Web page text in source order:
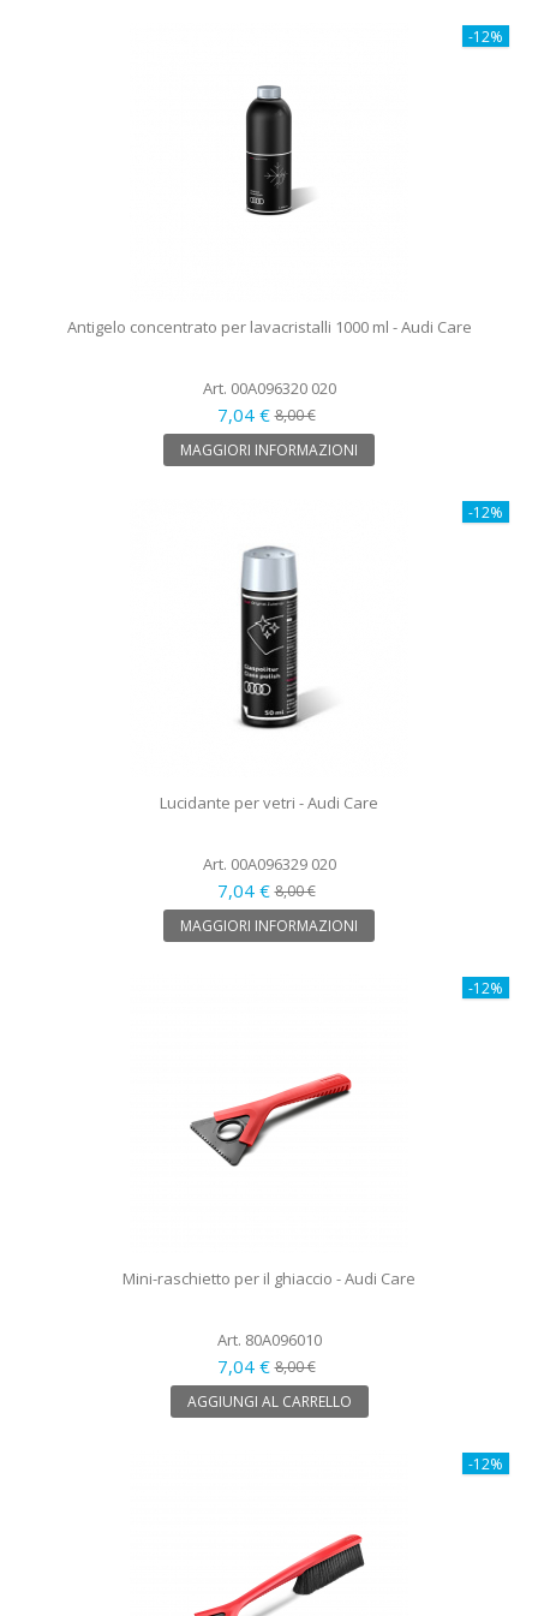
-12%
Antigelo concentrato per lavacristalli 1000 ml - Audi Care
Art. 00A096320 020
7,04 €8,00 €
MAGGIORI INFORMAZIONI
-12%
Lucidante per vetri - Audi Care
Art. 00A096329 020
7,04 €8,00 €
MAGGIORI INFORMAZIONI
-12%
Mini-raschietto per il ghiaccio - Audi Care
Art. 80A096010
7,04 €8,00 €
AGGIUNGI AL CARRELLO
-12%